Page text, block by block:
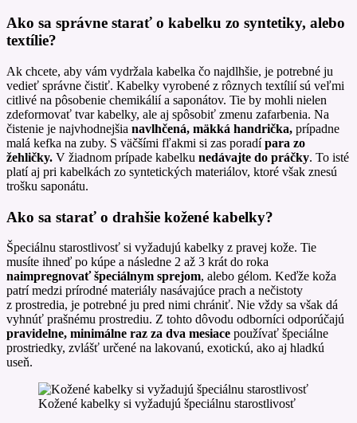
Ako sa správne starať o kabelku zo syntetiky, alebo
textílie?
Ak chcete, aby vám vydržala kabelka čo najdlhšie, je potrebné ju
vedieť správne čistiť. Kabelky vyrobené z rôznych textílií sú veľmi
citlivé na pôsobenie chemikálií a saponátov. Tie by mohli nielen
zdeformovať tvar kabelky, ale aj spôsobiť zmenu zafarbenia. Na
čistenie je najvhodnejšia navlhčená, mäkká handrička, prípadne
malá kefka na zuby. S väčšími fľakmi si zas poradípara zo
žehličky. V žiadnom prípade kabelku nedávajte do práčky. To isté
platí aj pri kabelkách zo syntetických materiálov, ktoré však znesú
trošku saponátu.
Ako sa starať o drahšie kožené kabelky?
Špeciálnu starostlivosť si vyžadujú kabelky z pravej kože. Tie
musíte ihneď po kúpe a následne 2 až 3 krát do roka
naimpregnovať špeciálnym sprejom, alebo gélom. Keďže koža
patrí medzi prírodné materiály nasávajúce prach a nečistoty
z prostredia, je potrebné ju pred nimi chrániť. Nie vždy sa však dá
vyhnúť prašnému prostrediu. Z tohto dôvodu odborníci odporúčajú
pravidelne, minimálne raz za dva mesiace používať špeciálne
prostriedky, zvlášť určené na lakovanú, exotickú, ako aj hladkú
useň.
Kožené kabelky si vyžadujú špeciálnu starostlivosť